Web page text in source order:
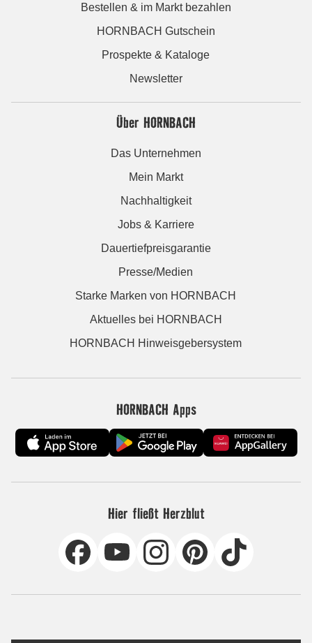
Bestellen & im Markt bezahlen
HORNBACH Gutschein
Prospekte & Kataloge
Newsletter
Über HORNBACH
Das Unternehmen
Mein Markt
Nachhaltigkeit
Jobs & Karriere
Dauertiefpreisgarantie
Presse/Medien
Starke Marken von HORNBACH
Aktuelles bei HORNBACH
HORNBACH Hinweisgebersystem
HORNBACH Apps
Hier fließt Herzblut